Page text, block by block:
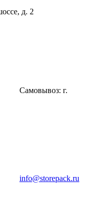
д. 2
Самовывоз: г.
info@storepack.ru